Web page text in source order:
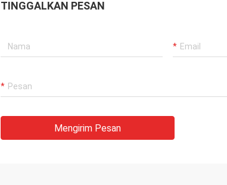
TINGGALKAN PESAN
Mengirim Pesan